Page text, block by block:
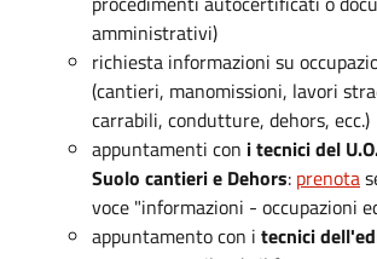
amministrativi)
richiesta informazioni su
(cantieri, manomissioni, lavori
carrabili, condutture, dehors, ecc.)
appuntamenti con i tecnici del
Suolo cantieri e Dehors: prenota
voce "informazioni - occupazioni
appuntamento con i tecnici